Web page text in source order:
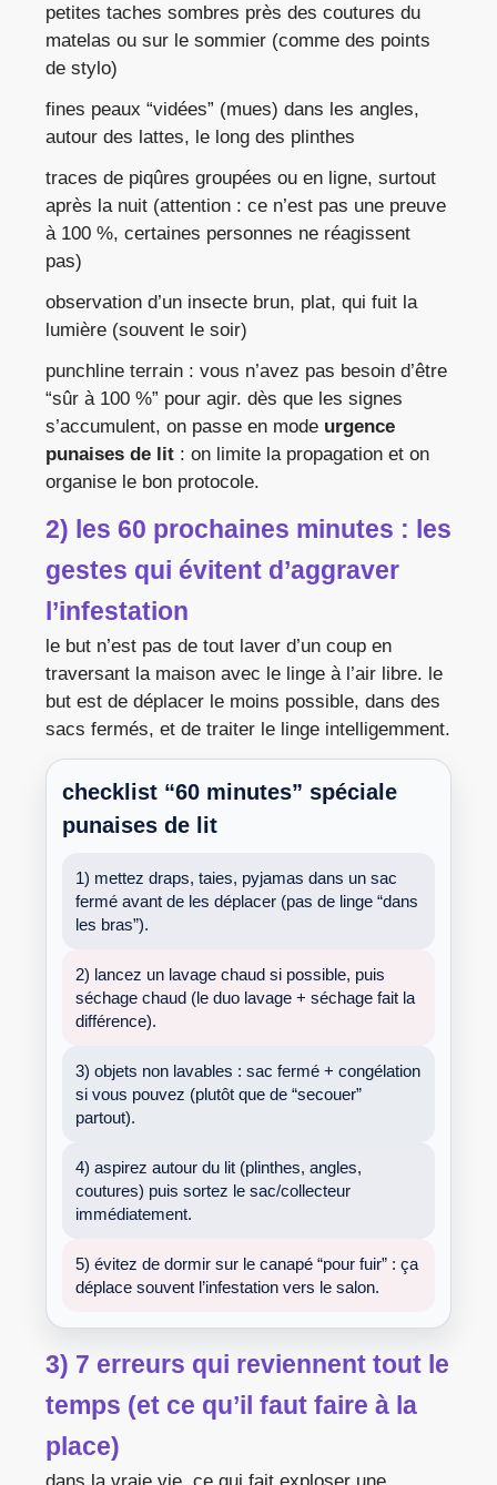
petites taches sombres près des coutures du
matelas ou sur le sommier (comme des points
de stylo)
fines peaux “vidées” (mues) dans les angles,
autour des lattes, le long des plinthes
traces de piqûres groupées ou en ligne, surtout
après la nuit (attention : ce n’est pas une preuve
à 100 %, certaines personnes ne réagissent
pas)
observation d’un insecte brun, plat, qui fuit la
lumière (souvent le soir)
punchline terrain : vous n’avez pas besoin d’être
“sûr à 100 %” pour agir. dès que les signes
s’accumulent, on passe en mode urgence
punaises de lit : on limite la propagation et on
organise le bon protocole.
2) les 60 prochaines minutes : les
gestes qui évitent d’aggraver
l’infestation
le but n’est pas de tout laver d’un coup en
traversant la maison avec le linge à l’air libre. le
but est de déplacer le moins possible, dans des
sacs fermés, et de traiter le linge intelligemment.
checklist “60 minutes” spéciale
punaises de lit
1) mettez draps, taies, pyjamas dans un sac
fermé avant de les déplacer (pas de linge “dans
les bras”).
2) lancez un lavage chaud si possible, puis
séchage chaud (le duo lavage + séchage fait la
différence).
3) objets non lavables : sac fermé + congélation
si vous pouvez (plutôt que de “secouer”
partout).
4) aspirez autour du lit (plinthes, angles,
coutures) puis sortez le sac/collecteur
immédiatement.
5) évitez de dormir sur le canapé “pour fuir” : ça
déplace souvent l’infestation vers le salon.
3) 7 erreurs qui reviennent tout le
temps (et ce qu’il faut faire à la
place)